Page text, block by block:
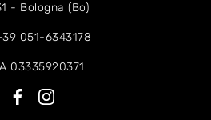
- Bologna (Bo)
051-6343178
03335920371